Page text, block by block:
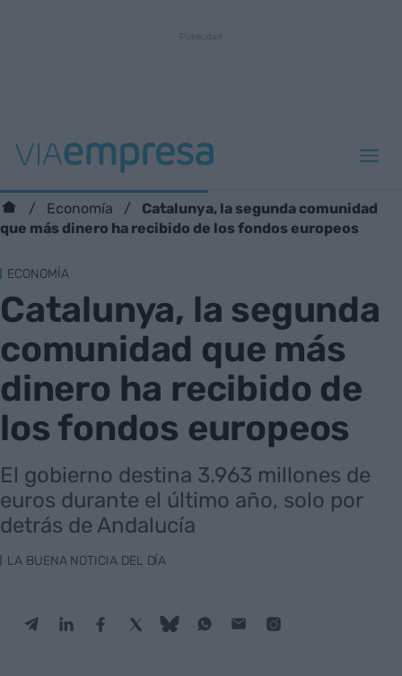
Economía
Catalunya, la segunda comunidad
que más dinero ha recibido de los fondos europeos
ECONOMÍA
Catalunya, la segunda
comunidad que más
dinero ha recibido de
los fondos europeos
El gobierno destina 3.963 millones de
euros durante el último año, solo por
detrás de Andalucía
LA BUENA NOTICIA DEL DÍA